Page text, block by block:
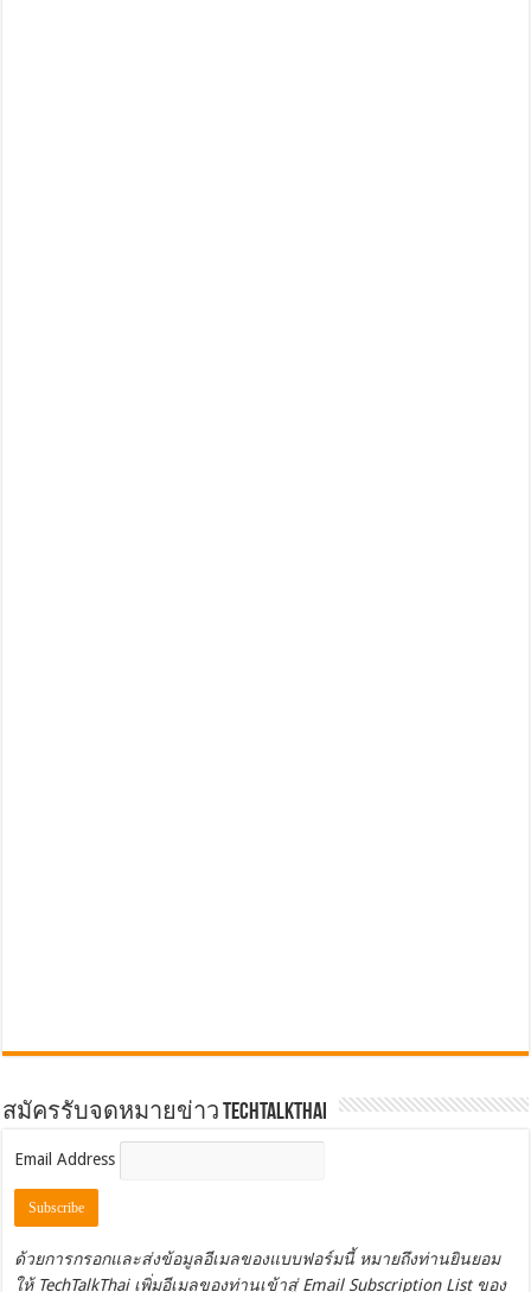
สมัครรับจดหมายข่าว TechTalkThai
Email Address
ด้วยการกรอกและส่งข้อมูลอีเมลของแบบฟอร์มนี้ หมายถึงท่านยินยอม
ให้ TechTalkThai เพิ่มอีเมลของท่านเข้าสู่ Email Subscription List ของ